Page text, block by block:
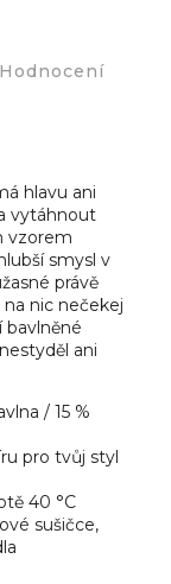
Hodnocení
hlavu ani
vytáhnout
vzorem
smysl v
právě
na nic nečekej
bavlněné
ani
/ 15 %
pro tvůj styl
40 °C
sušičce,